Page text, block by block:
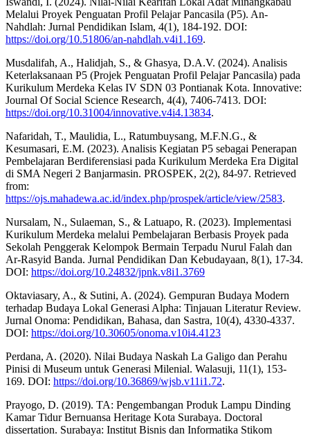
Melalui Proyek Penguatan Profil Pelajar Pancasila (P5). An-
Nahdlah: Jurnal Pendidikan Islam, 4(1), 184-192. DOI:
https://doi.org/10.51806/an-nahdlah.v4i1.169.
Musdalifah, A., Halidjah, S., & Ghasya, D.A.V. (2024). Analisis
Keterlaksanaan P5 (Projek Penguatan Profil Pelajar Pancasila) pada
Kurikulum Merdeka Kelas IV SDN 03 Pontianak Kota. Innovative:
Journal Of Social Science Research, 4(4), 7406-7413. DOI:
https://doi.org/10.31004/innovative.v4i4.13834.
Nafaridah, T., Maulidia, L., Ratumbuysang, M.F.N.G., &
Kesumasari, E.M. (2023). Analisis Kegiatan P5 sebagai Penerapan
Pembelajaran Berdiferensiasi pada Kurikulum Merdeka Era Digital
di SMA Negeri 2 Banjarmasin. PROSPEK, 2(2), 84-97. Retrieved
from:
https://ojs.mahadewa.ac.id/index.php/prospek/article/view/2583.
Nursalam, N., Sulaeman, S., & Latuapo, R. (2023). Implementasi
Kurikulum Merdeka melalui Pembelajaran Berbasis Proyek pada
Sekolah Penggerak Kelompok Bermain Terpadu Nurul Falah dan
Ar-Rasyid Banda. Jurnal Pendidikan Dan Kebudayaan, 8(1), 17-34.
DOI: https://doi.org/10.24832/jpnk.v8i1.3769
Oktaviasary, A., & Sutini, A. (2024). Gempuran Budaya Modern
terhadap Budaya Lokal Generasi Alpha: Tinjauan Literatur Review.
Jurnal Onoma: Pendidikan, Bahasa, dan Sastra, 10(4), 4330-4337.
DOI: https://doi.org/10.30605/onoma.v10i4.4123
Perdana, A. (2020). Nilai Budaya Naskah La Galigo dan Perahu
Pinisi di Museum untuk Generasi Milenial. Walasuji, 11(1), 153-
169. DOI: https://doi.org/10.36869/wjsb.v11i1.72.
Prayogo, D. (2019). TA: Pengembangan Produk Lampu Dinding
Kamar Tidur Bernuansa Heritage Kota Surabaya. Doctoral
dissertation. Surabaya: Institut Bisnis dan Informatika Stikom